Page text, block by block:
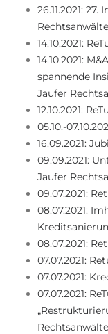
26.11.2021:
14.10.2021:
14.10.2021:
spannende
Jaufer
12.10.2021:
05.10.-
16.09.2021:
09.09.2021:
Jaufer
09.07.2021:
08.07.2021:
08.07.2021:
07.07.2021:
07.07.2021:
07.07.2021:
Rechtsanwälte